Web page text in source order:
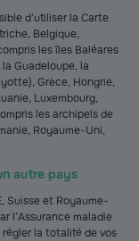
d’utiliser la Carte
Belgique,
les îles Baléares
Guadeloupe, la
Grèce, Hongrie,
Luxembourg,
les archipels de
Royaume-Uni,
autre pays
Suisse et Royaume-
l’Assurance maladie
la totalité de vos